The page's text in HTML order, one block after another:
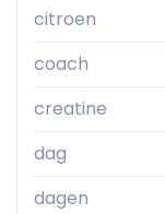
citroen
coach
creatine
dag
dagen